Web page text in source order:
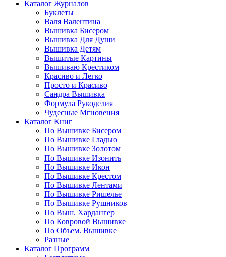
Каталог Журналов
Буклеты
Валя Валентина
Вышивка Бисером
Вышивка Для Души
Вышивка Детям
Вышитые Картины
Вышиваю Крестиком
Красиво и Легко
Просто и Красиво
Сандра Вышивка
Формула Рукоделия
Чудесные Мгновения
Каталог Книг
По Вышивке Бисером
По Вышивке Гладью
По Вышивке Золотом
По Вышивке Изонить
По Вышивке Икон
По Вышивке Крестом
По Вышивке Лентами
По Вышивке Ришелье
По Вышивке Рушников
По Выш. Хардангер
По Ковровой Вышивке
По Объем. Вышивке
Разные
Каталог Программ